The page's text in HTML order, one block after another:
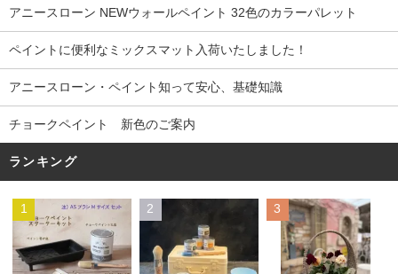
アニースローン NEWウォールペイント 32色のカラーパレット
ペイントに便利なミックスマット入荷いたしました！
アニースローン・ペイント知って安心、基礎知識
チョークペイント 新色のご案内
ランキング
1 2 3